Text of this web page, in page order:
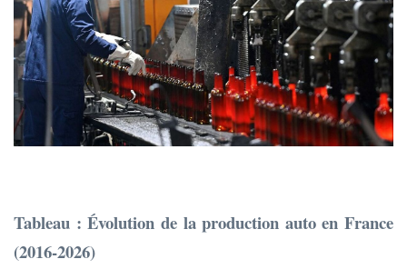
Tableau : Évolution de la production auto en France
(2016-2026)